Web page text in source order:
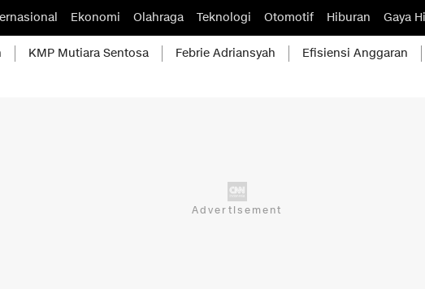
Ekonomi Olahraga Teknologi Otomotif Hiburan Gaya
KMP Mutiara Sentosa Febrie Adriansyah Efisiensi Anggaran